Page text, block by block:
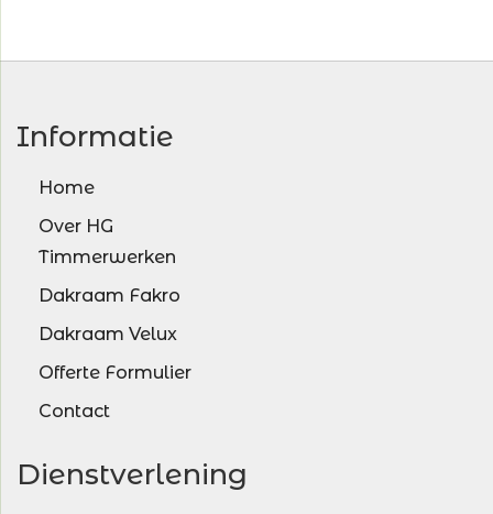
Informatie
Home
Over HG
Timmerwerken
Dakraam Fakro
Dakraam Velux
Offerte Formulier
Contact
Dienstverlening